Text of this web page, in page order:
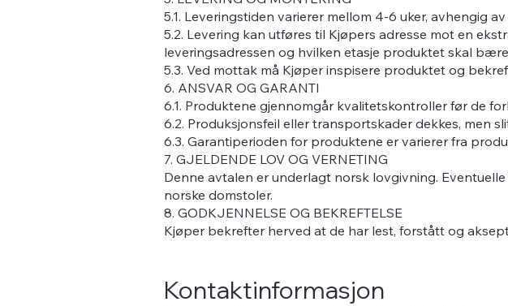
5.1. Leveringstiden varierer mellom 4-6 uker, avhengig
5.2. Levering kan utføres til Kjøpers adresse mot en
leveringsadressen og hvilken etasje produktet skal
5.3. Ved mottak må Kjøper inspisere produktet og
6. ANSVAR OG GARANTI
6.1. Produktene gjennomgår kvalitetskontroller før de
6.2. Produksjonsfeil eller transportskader dekkes, men
6.3. Garantiperioden for produktene er varierer fra
7. GJELDENDE LOV OG VERNETING
Denne avtalen er underlagt norsk lovgivning.
norske domstoler.
8. GODKJENNELSE OG BEKREFTELSE
Kjøper bekrefter herved at de har lest, forstått og
Kontaktinformasjon